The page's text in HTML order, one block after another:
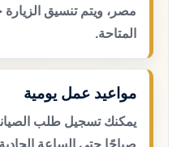
مصر، ويتم تنسيق
المتاحة.
مواعيد عمل يومية
يمكنك تسجيل طلب
صباحًا حتى الساعة